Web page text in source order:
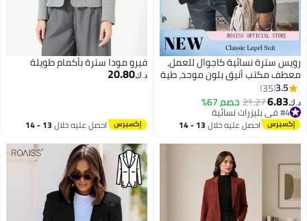
رويس سترة نسائية كاجوال للعمل،
معطف مكتب أنيق بلون موحد، طية
صدر كلاسيكية، زر إغلاق للارتداء
اليومي، سترة متعددة الاستخدامات
مريحة، مثالية للعمل، وإعدادات
العمل غير الرسمية، والنزهات
اليومية باللون الأسود
3.5
35
د.ك‏6.83
21.27خصم 67%
#4 في بليزرات نسائية
#4 في بليزرات نسائية احصل عليه خلال 13 - 14
فيرو مودا سترة بأكمام طويلة
د.ك‏20.80
احصل عليه خلال 13 - 14